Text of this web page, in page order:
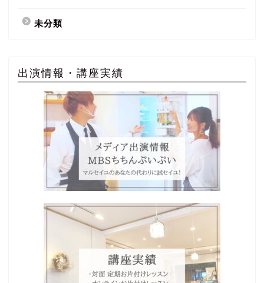
未分類
出演情報・講座実績
Home
プロフィール